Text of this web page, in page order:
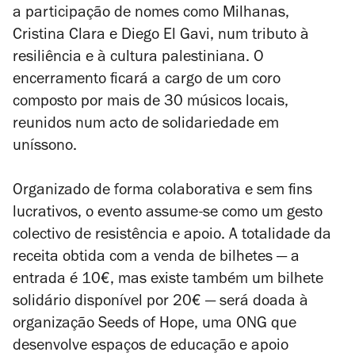
a participação de nomes como Milhanas,
Cristina Clara e Diego El Gavi, num tributo à
resiliência e à cultura palestiniana. O
encerramento ficará a cargo de um coro
composto por mais de 30 músicos locais,
reunidos num acto de solidariedade em
uníssono.
Organizado de forma colaborativa e sem fins
lucrativos, o evento assume-se como um gesto
colectivo de resistência e apoio. A totalidade da
receita obtida com a venda de bilhetes — a
entrada é 10€, mas existe também um bilhete
solidário disponível por 20€ — será doada à
organização Seeds of Hope, uma ONG que
desenvolve espaços de educação e apoio